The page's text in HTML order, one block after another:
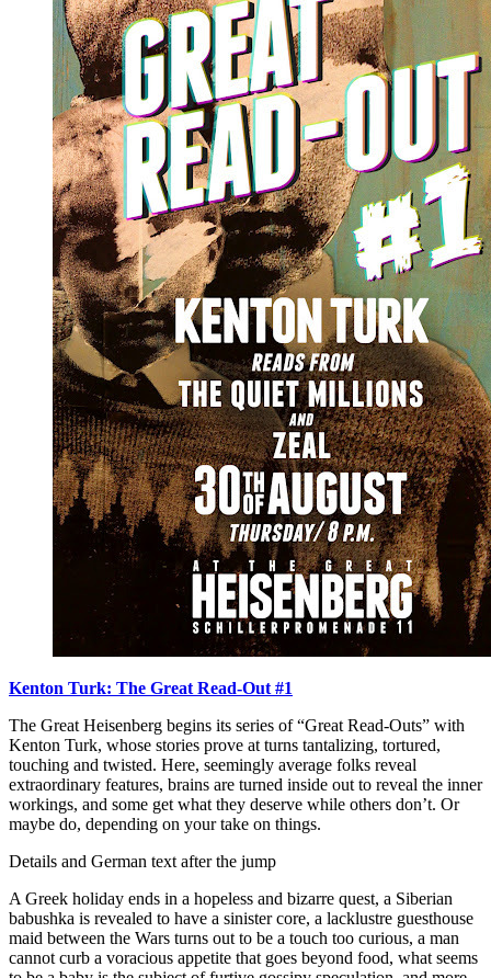
Kenton Turk: The Great Read-Out #1
The Great Heisenberg begins its series of “Great Read-Outs” with
Kenton Turk, whose stories prove at turns tantalizing, tortured,
touching and twisted. Here, seemingly average folks reveal
extraordinary features, brains are turned inside out to reveal the inner
workings, and some get what they deserve while others don’t. Or
maybe do, depending on your take on things.
Details and German text after the jump
A Greek holiday ends in a hopeless and bizarre quest, a Siberian
babushka is revealed to have a sinister core, a lacklustre guesthouse
maid between the Wars turns out to be a touch too curious, a man
cannot curb a voracious appetite that goes beyond food, what seems